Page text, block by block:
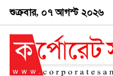
শুক্রবার, ০৭ আগস্ট ২০২৬